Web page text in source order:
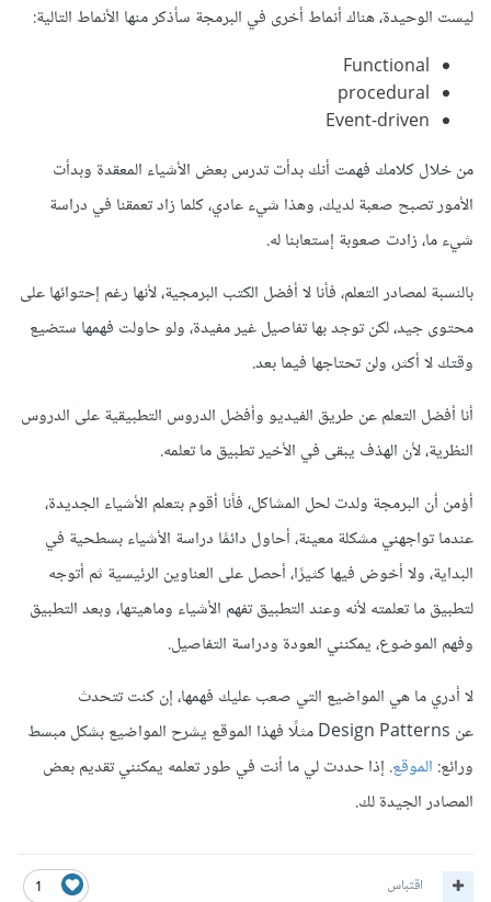
ليست الوحيدة، هناك أنماط أخرى في البرمجة سأذكر منها الأنماط التالية:
Functional
procedural
Event-driven
من خلال كلامك فهمت أنك بدأت تدرس بعض الأشياء المعقدة وبدأت
الأمور تصبح صعبة لديك، وهذا شيء عادي، كلما زاد تعمقنا في دراسة
شيء ما، زادت صعوبة إستعابنا له.
بالنسبة لمصادر التعلم، فأنا لا أفضل الكتب البرمجية، لأنها رغم إحتوائها على
محتوى جيد، لكن توجد بها تفاصيل غير مفيدة، ولو حاولت فهمها ستضيع
وقتك لا أكثر، ولن تحتاجها فيما بعد.
أنا أفضل التعلم عن طريق الفيديو وأفضل الدروس التطبيقية على الدروس
النظرية، لأن الهذف يبقى في الأخير تطبيق ما تعلمه.
أؤمن أن البرمجة ولدت لحل المشاكل، فأنا أقوم بتعلم الأشياء الجديدة،
عندما تواجهني مشكلة معينة، أحاول دائمًا دراسة الأشياء بسطحية في
البداية، ولا أخوض فيها كثيرًا، أحصل على العناوين الرئيسية ثم أتوجه
لتطبيق ما تعلمته ﻷنه وعند التطبيق تفهم الأشياء وماهيتها، وبعد التطبيق
وفهم الموضوع، يمكنني العودة ودراسة التفاصيل.
لا أدري ما هي المواضيع التي صعب عليك فهمها، إن كنت تتحدث
عن Design Patterns مثلًا فهذا الموقع يشرح المواضيع بشكل مبسط
ورائع: الموقع. إذا حددت لي ما أنت في طور تعلمه يمكنني تقديم بعض
المصادر الجيدة لك.
1 اقتباس